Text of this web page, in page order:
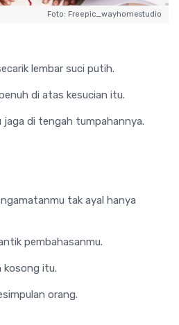
Foto: Freepic_wayhomestudio
lembar suci putih.
di atas kesucian itu.
jaga di tengah tumpahannya.
tak ayal hanya
pembahasanmu.
kosong itu.
orang.